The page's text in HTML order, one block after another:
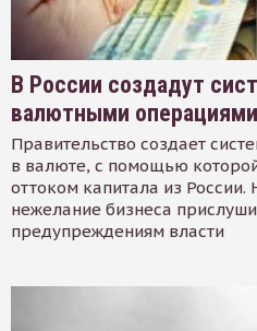
В России создадут
валютными операциями
Правительство создает
в валюте, с помощью
оттоком капитала из России.
нежелание бизнеса
предупреждениям власти